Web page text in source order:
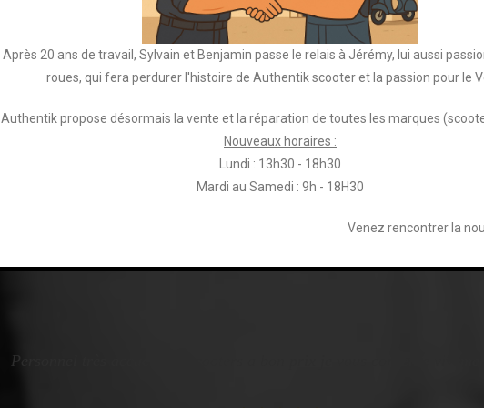
fera perdurer notre histoire et notre passion pour la
marque Vespa.
Authentik propose désormais la vente et la réparation
de toutes les marques (scooters et motos).
Personnel très accueillant scooters a bon prix je vous conseille
Après 20 ans de travail, Sylvain et Benjamin passe le relais à Jérémy, lui aussi
roues, qui fera perdurer l'histoire de Authentik scooter et la passion pour le
Authentik propose désormais la vente et la réparation de toutes les marques
Nouveaux horaires :
Lundi : 13h30 - 18h30
Mardi au Samedi : 9h - 18H30
Venez rencontrer la